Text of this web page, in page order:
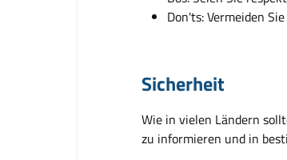
Don'ts: Vermeiden
Sicherheit
Wie in vielen Ländern
zu informieren und in